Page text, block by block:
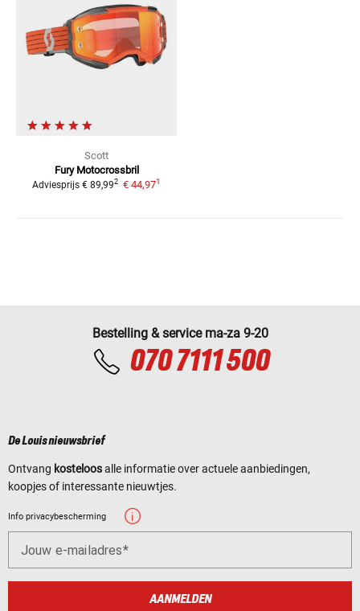
Scott
Fury Motocrossbril
Adviesprijs € 89,992 € 44,971
Bestelling & service ma-za 9-20
070 7111 500
De Louis nieuwsbrief
Ontvang kosteloosalle informatie over actuele aanbiedingen,
koopjes of interessante nieuwtjes.
Info privacybescherming
Jouw e-mailadres
AANMELDEN